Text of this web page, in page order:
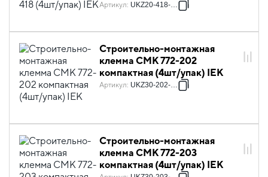
Артикул: UKZ20-418-004
Строительно-монтажная
клемма СМК 772-202
компактная (4шт/упак) IEK
Артикул: UKZ30-202-004
Строительно-монтажная
клемма СМК 772-203
компактная (4шт/упак) IEK